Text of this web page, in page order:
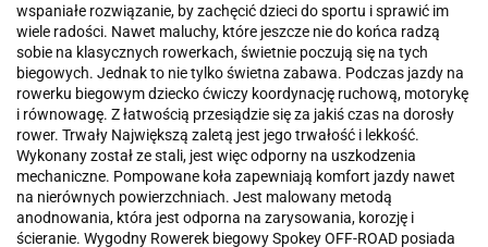
wspaniałe rozwiązanie, by zachęcić dzieci do sportu i sprawić im
wiele radości. Nawet maluchy, które jeszcze nie do końca radzą
sobie na klasycznych rowerkach, świetnie poczują się na tych
biegowych. Jednak to nie tylko świetna zabawa. Podczas jazdy na
rowerku biegowym dziecko ćwiczy koordynację ruchową, motorykę
i równowagę. Z łatwością przesiądzie się za jakiś czas na dorosły
rower. Trwały Największą zaletą jest jego trwałość i lekkość.
Wykonany został ze stali, jest więc odporny na uszkodzenia
mechaniczne. Pompowane koła zapewniają komfort jazdy nawet
na nierównych powierzchniach. Jest malowany metodą
anodnowania, która jest odporna na zarysowania, korozję i
ścieranie. Wygodny Rowerek biegowy Spokey OFF-ROAD posiada